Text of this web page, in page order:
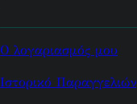
Ο λογαριασμός μου
Ιστορικό Παραγγελιών